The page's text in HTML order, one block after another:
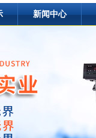
新闻中心